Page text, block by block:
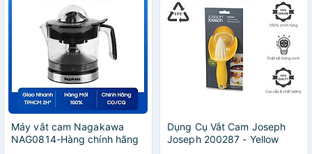
Máy vắt cam Nagakawa
NAG0814-Hàng chính hãng
Dụng Cụ Vắt Cam Joseph
Joseph 200287 - Yellow